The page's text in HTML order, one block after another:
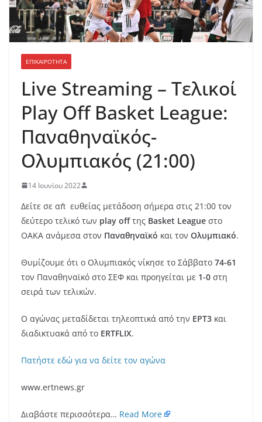
ΕΠΙΚΑΙΡΟΤΗΤΑ
Live Streaming – Τελικοί
Play Off Basket League:
Παναθηναϊκός-
Ολυμπιακός (21:00)
14 Ιουνίου 2022
Δείτε σε απ΄ευθείας μετάδοση σήμερα στις 21:00 τον
δεύτερο τελικό των play offτης Basket League στο
ΟΑΚΑ ανάμεσα στον Παναθηναϊκό και τον Ολυμπιακό.
Θυμίζουμε ότι ο Ολυμπιακός νίκησε το Σάββατο 74-61
τον Παναθηναϊκό στο ΣΕΦ και προηγείται με 1-0 στη
σειρά των τελικών.
Ο αγώνας μεταδίδεται τηλεοπτικά από την ΕΡΤ3 και
διαδικτυακά από το ERTFLIX.
Πατήστε εδώ για να δείτε τον αγώνα
www.ertnews.gr
Διαβάστε περισσότερα… Read More